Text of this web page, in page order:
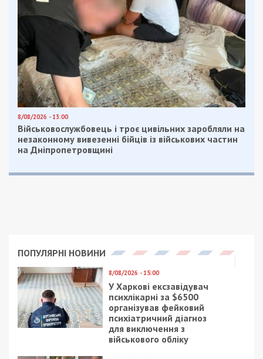
Читайте також
Предыдущая статья:
В Днепре прошел брифинг по текущей
ситуации в области
Следующая статья:
ВСУ призывает жителей
1/05/2020 - 20:29
Первый день мая
принес новые случаи
Днепре и области
6/12/2017 - 12:44
27-я сессия
Днепровского
горсовета: новые лица,